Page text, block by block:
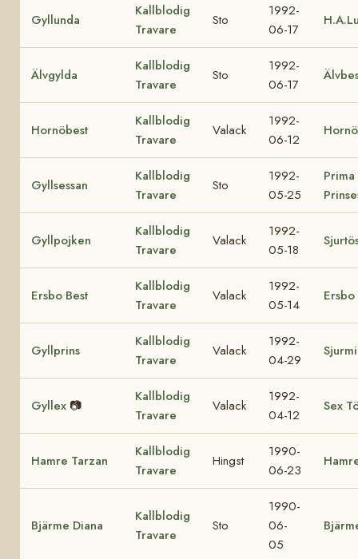
Gyllunda
Kallblodig
Travare
Sto
1992-
06-17
Älvgylda
Kallblodig
Travare
Sto
1992-
06-17
Hornöbest
Kallblodig
Travare
Valack
1992-
06-12
Gyllsessan
Kallblodig
Travare
Sto
1992-
05-25
Prima
Gyllpojken
Kallblodig
Travare
Valack
1992-
05-18
Ersbo Best
Kallblodig
Travare
Valack
1992-
05-14
Ersbo
Gyllprins
Kallblodig
Travare
Valack
1992-
04-29
Gyllex 📷
Kallblodig
Travare
Valack
1992-
04-12
Sex
Hamre Tarzan
Kallblodig
Travare
Hingst
1990-
06-23
Bjärme Diana
Kallblodig
Travare
Sto
1990-
06-
05